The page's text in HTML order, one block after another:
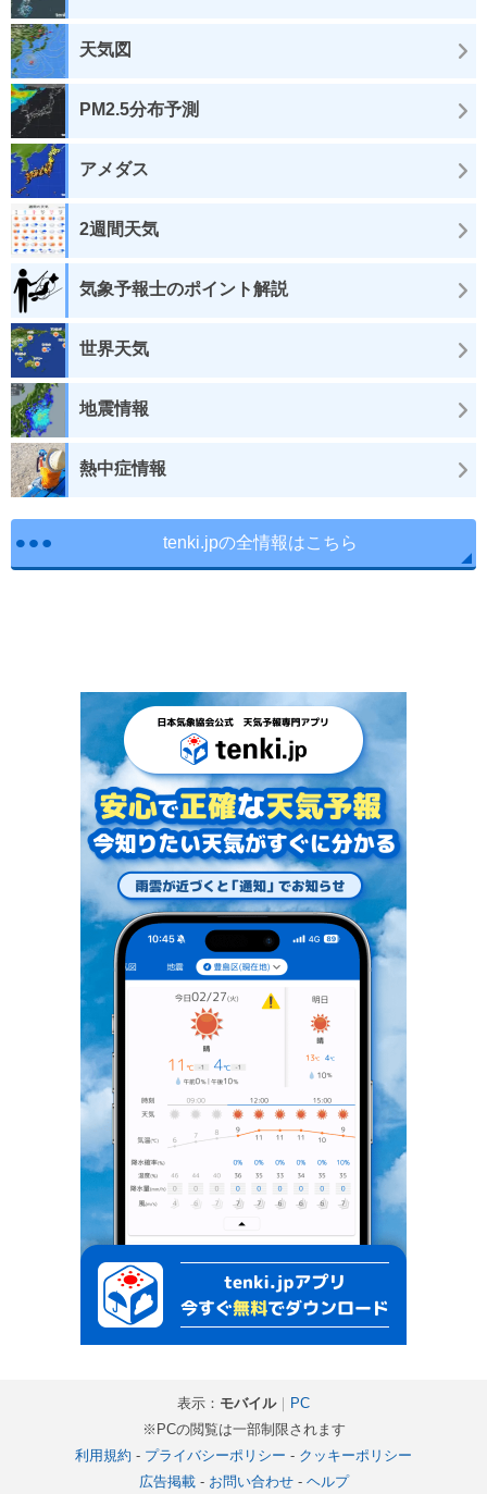
天気図
PM2.5分布予測
アメダス
2週間天気
気象予報士のポイント解説
世界天気
地震情報
熱中症情報
tenki.jpの全情報はこちら
表示： モバイル｜ PC
※PCの閲覧は一部制限されます
利用規約 - プライバシーポリシー - クッキーポリシー
広告掲載- お問い合わせ- ヘルプ